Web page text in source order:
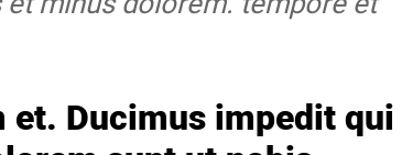
et. Ducimus impedit qui